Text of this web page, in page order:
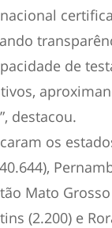
de
destacou.
os
Mato Grosso
(2.200) e